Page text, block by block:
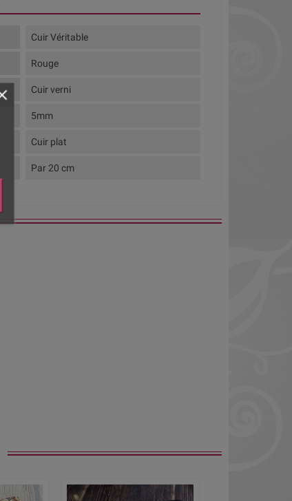
Cuir Véritable
Rouge
Cuir verni
5mm
Cuir plat
Par 20 cm